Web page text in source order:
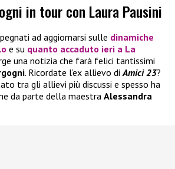
in tour con Laura Pausini
ad aggiornarsi sulle dinamiche
e su quanto accaduto ieri a La
una notizia che farà felici tantissimi
. Ricordate l’ex allievo diAmici 23?
tra gli allievi più discussi e spesso ha
da parte della maestra Alessandra